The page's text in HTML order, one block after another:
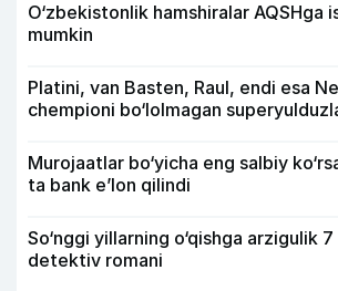
O‘zbekistonlik hamshiralar AQSHga
mumkin
Platini, van Basten, Raul, endi esa
chempioni bo‘lolmagan
Murojaatlar bo‘yicha eng salbiy
ta bank e’lon qilindi
So‘nggi yillarning o‘qishga arzigulik
detektiv romani